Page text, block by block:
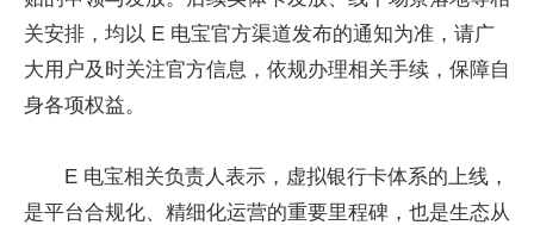
关安排，均以 E 电宝官方渠道发布的通知为准，请广
大用户及时关注官方信息，依规办理相关手续，保障自
身各项权益。
E 电宝相关负责人表示，虚拟银行卡体系的上线，
是平台合规化、精细化运营的重要里程碑，也是生态从